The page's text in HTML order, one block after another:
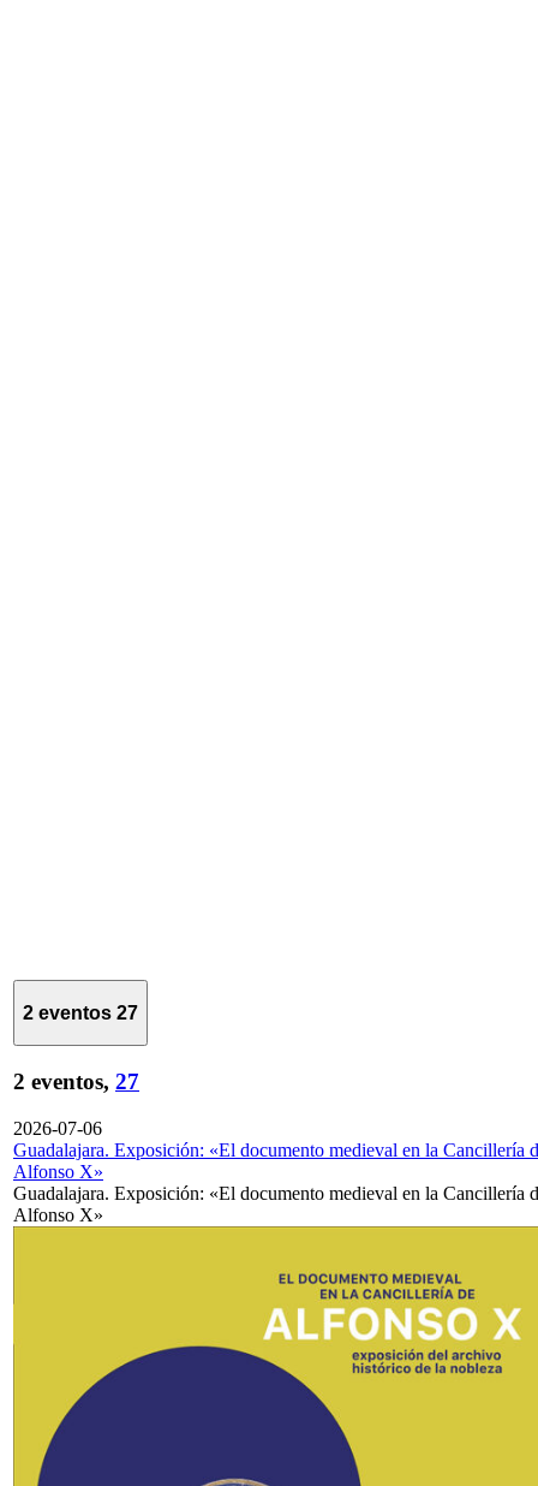
2 eventos 27
2 eventos, 27
2026-07-06
Guadalajara. Exposición: «El documento medieval en la Cancillería
Alfonso X»
Guadalajara. Exposición: «El documento medieval en la Cancillería
Alfonso X»